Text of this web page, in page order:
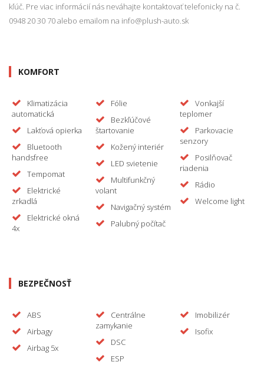
kľúč. Pre viac informácií nás neváhajte kontaktovať telefonicky na č.
0948 20 30 70 alebo emailom na info@plush-auto.sk
KOMFORT
Klimatizácia
automatická
Lakťová opierka
Bluetooth
handsfree
Tempomat
Elektrické
zrkadlá
Elektrické okná
4x
Fólie
Bezkľúčové
štartovanie
Kožený interiér
LED svietenie
Multifunkčný
volant
Navigačný systém
Palubný počítač
Vonkajší
teplomer
Parkovacie
senzory
Posilňovač
riadenia
Rádio
Welcome light
BEZPEČNOSŤ
ABS
Airbagy
Airbag 5x
Centrálne
zamykanie
DSC
ESP
Imobilizér
Isofix